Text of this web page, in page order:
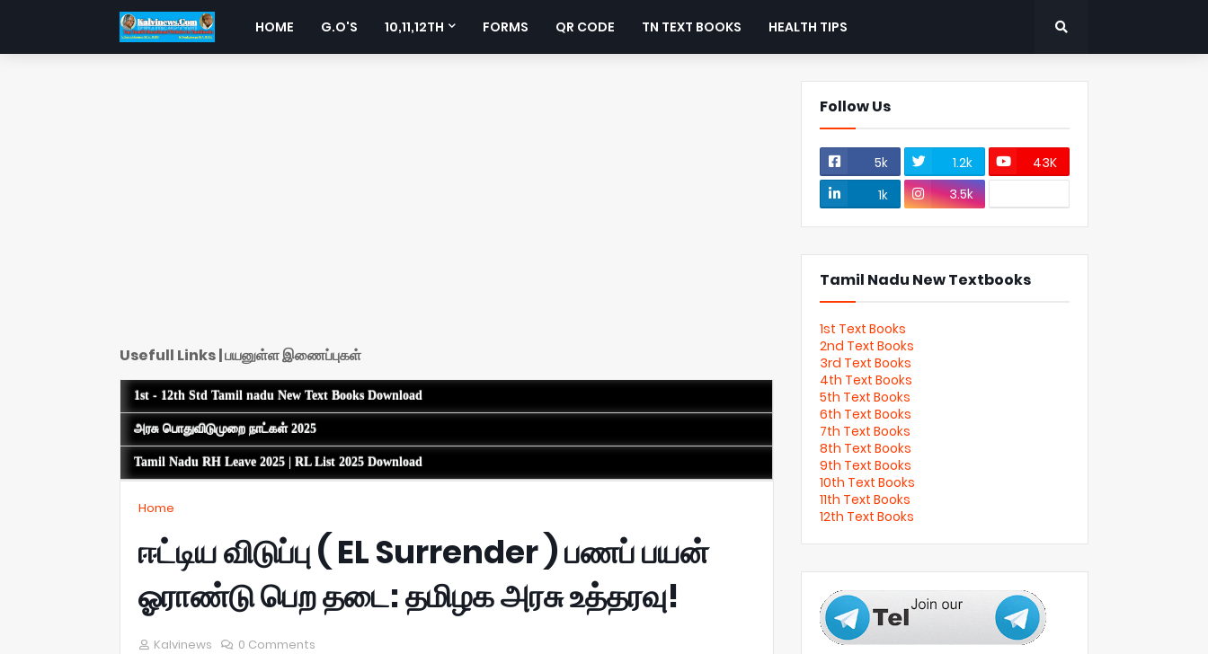
HOME G.O'S 10,11,12TH FORMS QR CODE TN TEXT BOOKS HEALTH TIPS
Usefull Links | பயனுள்ள இணைப்புகள்
1st - 12th Std Tamil nadu New Text Books Download
அரசு பொதுவிடுமுறை நாட்கள் 2025
Tamil Nadu RH Leave 2025 | RL List 2025 Download
Home
ஈட்டிய விடுப்பு ( EL Surrender ) பணப் பயன்
ஓராண்டு பெற தடை: தமிழக அரசு உத்தரவு!
Kalvinews 0 Comments
Follow Us
5k 1.2k
43K
1k
3.5k
Tamil Nadu New Textbooks
1st Text Books
2nd Text Books
3rd Text Books
4th Text Books
5th Text Books
6th Text Books
7th Text Books
8th Text Books
9th Text Books
10th Text Books
11th Text Books
12th Text Books